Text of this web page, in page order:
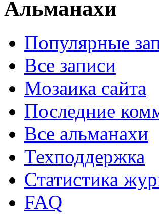
Альманахи
Популярные
Все записи
Мозаика сайта
Последние
Все альманахи
Техподдержка
Статистика
FAQ